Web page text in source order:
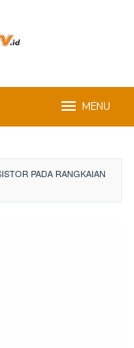
MENU
PADA RANGKAIAN